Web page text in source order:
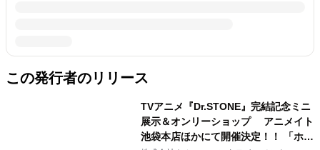
この発行者のリリース
TVアニメ『Dr.STONE』完結記念ミニ
展示＆オンリーショップ アニメイト
池袋本店ほかにて開催決定！！ 「ホワ